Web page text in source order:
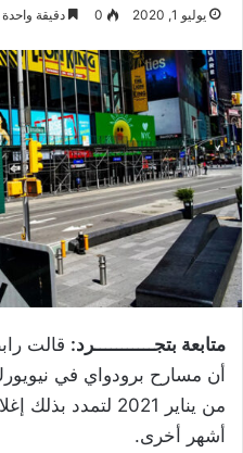
يوليو 1, 2020 0 دقيقة واحدة
متابعة بتجـــــــــــرد: قالت
أن مسارح برودواي في
أشهر أخرى.